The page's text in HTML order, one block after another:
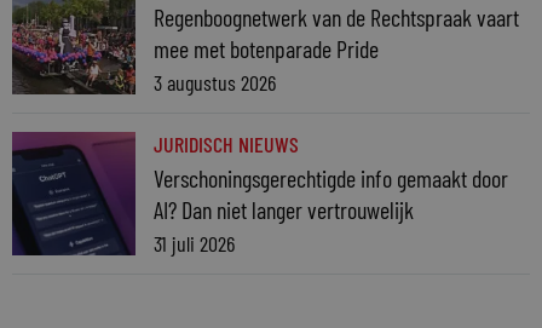
Regenboognetwerk van de Rechtspraak vaart
mee met botenparade Pride
3 augustus 2026
JURIDISCH NIEUWS
Verschoningsgerechtigde info gemaakt door
AI? Dan niet langer vertrouwelijk
31 juli 2026